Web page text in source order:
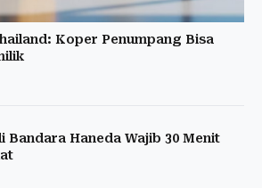
Koper Penumpang Bisa
Bandara Haneda Wajib 30 Menit